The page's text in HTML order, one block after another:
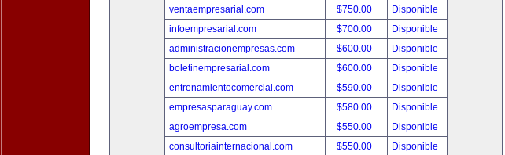
ventaempresarial.com
$750.00
Disponible
infoempresarial.com
$700.00
Disponible
administracionempresas.com
$600.00
Disponible
boletinempresarial.com
$600.00
Disponible
entrenamientocomercial.com
$590.00
Disponible
empresasparaguay.com
$580.00
Disponible
agroempresa.com
$550.00
Disponible
consultoriainternacional.com
$550.00
Disponible